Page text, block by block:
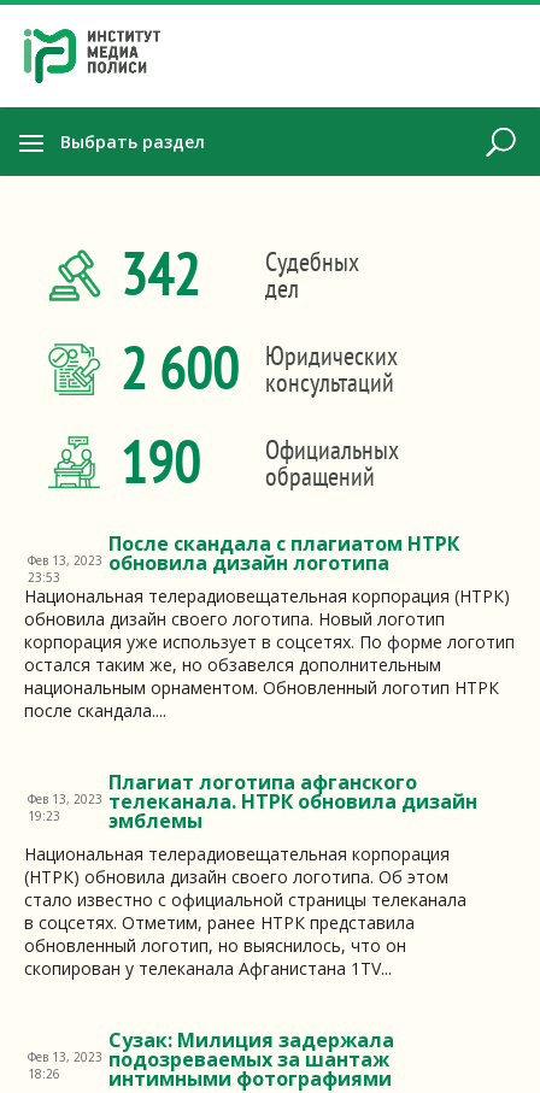
Выбрать раздел
342 Судебных
дел
2 600 Юридических
консультаций
190 Официальных
обращений
После скандала с плагиатом НТРК
обновила дизайн логотипа
Фев 13, 2023
23:53
Национальная телерадиовещательная корпорация (НТРК)
обновила дизайн своего логотипа. Новый логотип
корпорация уже использует в соцсетях. По форме логотип
остался таким же, но обзавелся дополнительным
национальным орнаментом. Обновленный логотип НТРК
после скандала....
Плагиат логотипа афганского
телеканала. НТРК обновила дизайн
эмблемы
Фев 13, 2023
19:23
Национальная телерадиовещательная корпорация
(НТРК) обновила дизайн своего логотипа. Об этом
стало известно с официальной страницы телеканала
в соцсетях. Отметим, ранее НТРК представила
обновленный логотип, но выяснилось, что он
скопирован у телеканала Афганистана 1TV...
Сузак: Милиция задержала
подозреваемых за шантаж
интимными фотографиями
Фев 13, 2023
18:26